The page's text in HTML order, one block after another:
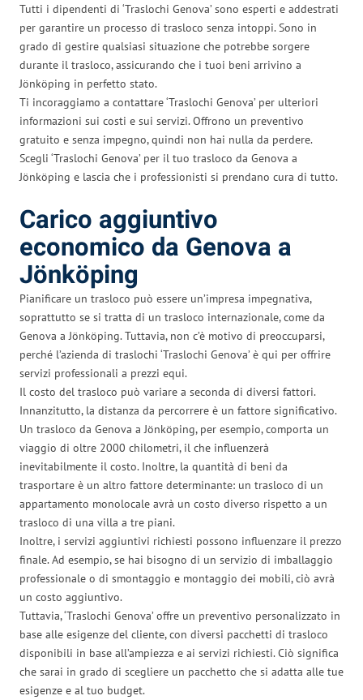
Tutti i dipendenti di ‘Traslochi Genova’ sono esperti e addestrati
per garantire un processo di trasloco senza intoppi. Sono in
grado di gestire qualsiasi situazione che potrebbe sorgere
durante il trasloco, assicurando che i tuoi beni arrivino a
Jönköping in perfetto stato.
Ti incoraggiamo a contattare ‘Traslochi Genova’ per ulteriori
informazioni sui costi e sui servizi. Offrono un preventivo
gratuito e senza impegno, quindi non hai nulla da perdere.
Scegli ‘Traslochi Genova’ per il tuo trasloco da Genova a
Jönköping e lascia che i professionisti si prendano cura di tutto.
Carico aggiuntivo
economico da Genova a
Jönköping
Pianificare un trasloco può essere un’impresa impegnativa,
soprattutto se si tratta di un trasloco internazionale, come da
Genova a Jönköping. Tuttavia, non c’è motivo di preoccuparsi,
perché l’azienda di traslochi ‘Traslochi Genova’ è qui per offrire
servizi professionali a prezzi equi.
Il costo del trasloco può variare a seconda di diversi fattori.
Innanzitutto, la distanza da percorrere è un fattore significativo.
Un trasloco da Genova a Jönköping, per esempio, comporta un
viaggio di oltre 2000 chilometri, il che influenzerà
inevitabilmente il costo. Inoltre, la quantità di beni da
trasportare è un altro fattore determinante: un trasloco di un
appartamento monolocale avrà un costo diverso rispetto a un
trasloco di una villa a tre piani.
Inoltre, i servizi aggiuntivi richiesti possono influenzare il prezzo
finale. Ad esempio, se hai bisogno di un servizio di imballaggio
professionale o di smontaggio e montaggio dei mobili, ciò avrà
un costo aggiuntivo.
Tuttavia, ‘Traslochi Genova’ offre un preventivo personalizzato in
base alle esigenze del cliente, con diversi pacchetti di trasloco
disponibili in base all’ampiezza e ai servizi richiesti. Ciò significa
che sarai in grado di scegliere un pacchetto che si adatta alle tue
esigenze e al tuo budget.